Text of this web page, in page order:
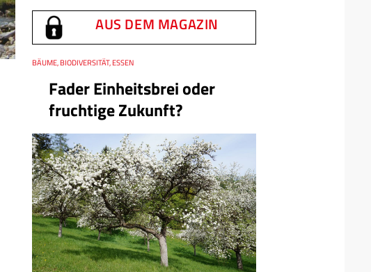
AUS DEM MAGAZIN
Fader Einheitsbrei oder
fruchtige Zukunft?
Thema
BÄUME, BIODIVERSITÄT, ESSEN